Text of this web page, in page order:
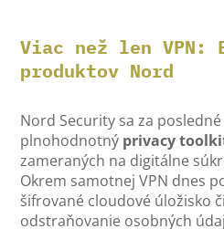
Viac než len VPN:
produktov Nord
Nord Security sa za
plnohodnotný privacy
zameraných na digitálne
Okrem samotnej VPN dnes
šifrované cloudové úložisko
odstraňovanie osobných